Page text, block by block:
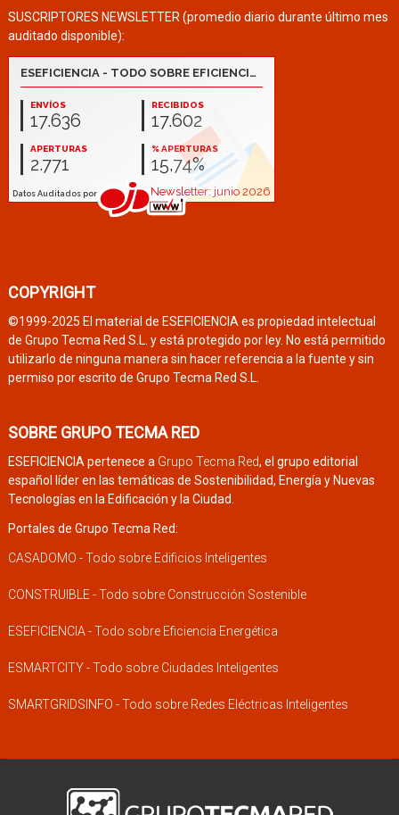
SUSCRIPTORES NEWSLETTER (promedio diario durante último mes
auditado disponible):
COPYRIGHT
©1999-2025 El material de ESEFICIENCIA es propiedad intelectual
de Grupo Tecma Red S.L. y está protegido por ley. No está permitido
utilizarlo de ninguna manera sin hacer referencia a la fuente y sin
permiso por escrito de Grupo Tecma Red S.L.
SOBRE GRUPO TECMA RED
ESEFICIENCIA pertenece a Grupo Tecma Red, el grupo editorial
español líder en las temáticas de Sostenibilidad, Energía y Nuevas
Tecnologías en la Edificación y la Ciudad.
Portales de Grupo Tecma Red:
CASADOMO - Todo sobre Edificios Inteligentes
CONSTRUIBLE - Todo sobre Construcción Sostenible
ESEFICIENCIA - Todo sobre Eficiencia Energética
ESMARTCITY - Todo sobre Ciudades Inteligentes
SMARTGRIDSINFO - Todo sobre Redes Eléctricas Inteligentes